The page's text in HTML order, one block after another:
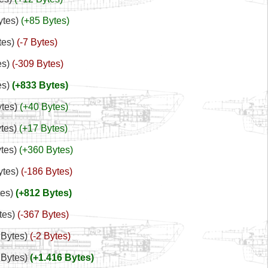
+85 Bytes
-7 Bytes
-309 Bytes
+833 Bytes
+40 Bytes
+17 Bytes
+360 Bytes
-186 Bytes
+812 Bytes
-367 Bytes
-2 Bytes
+1.416 Bytes